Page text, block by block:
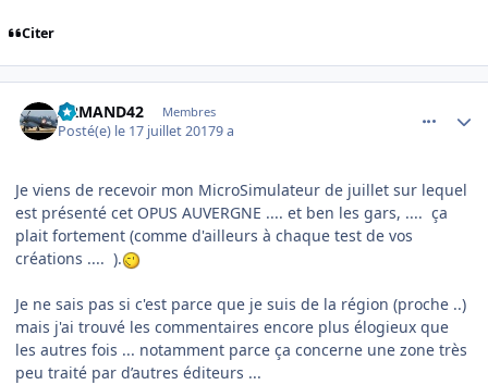
Citer
ARMAND42 Membres
Posté(e) le 17 juillet 20179 a
Je viens de recevoir mon MicroSimulateur de juillet sur lequel
est présenté cet OPUS AUVERGNE .... et ben les gars, .... ça
plait fortement (comme d'ailleurs à chaque test de vos
créations .... ).
Je ne sais pas si c'est parce que je suis de la région (proche ..)
mais j'ai trouvé les commentaires encore plus élogieux que
les autres fois ... notamment parce ça concerne une zone très
peu traité par d’autres éditeurs ...